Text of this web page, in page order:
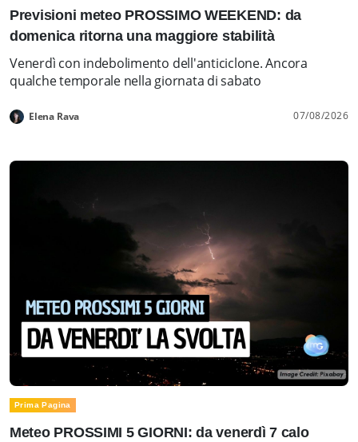
Previsioni meteo PROSSIMO WEEKEND: da
domenica ritorna una maggiore stabilità
Venerdì con indebolimento dell'anticiclone. Ancora
qualche temporale nella giornata di sabato
Elena Rava 07/08/2026
Prima Pagina
Meteo PROSSIMI 5 GIORNI: da venerdì 7 calo